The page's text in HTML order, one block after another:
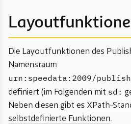
Die Layoutfunktionen des
Namensraum
urn:speedata:2009/
definiert (im Folgenden mit sd:
Neben diesen gibt es XPath-
selbstdefinierte Funktionen.